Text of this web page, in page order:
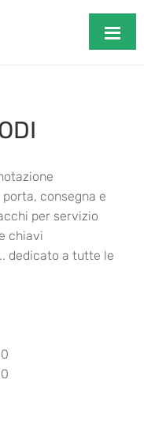
consegna e
per servizio
chiavi
dedicato a tutte le